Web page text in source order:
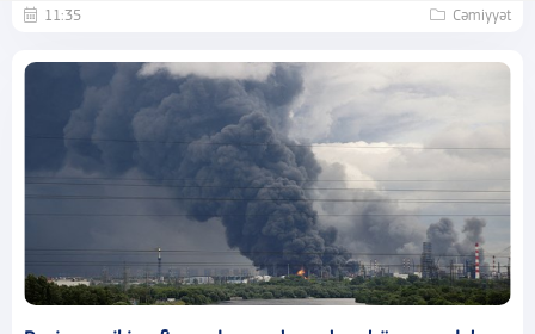
11:35 Cəmiyyət